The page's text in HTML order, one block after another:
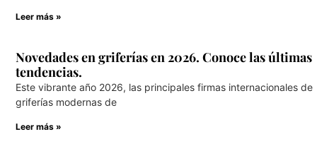
Leer más »
Novedades en griferías en 2026. Conoce las últimas
tendencias.
Este vibrante año 2026, las principales firmas internacionales de
griferías modernas de
Leer más »